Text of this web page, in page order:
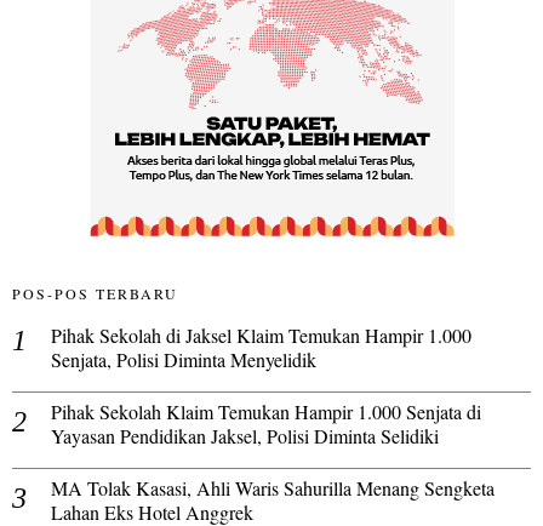
POS-POS TERBARU
Pihak Sekolah di Jaksel Klaim Temukan Hampir 1.000
Senjata, Polisi Diminta Menyelidik
Pihak Sekolah Klaim Temukan Hampir 1.000 Senjata di
Yayasan Pendidikan Jaksel, Polisi Diminta Selidiki
MA Tolak Kasasi, Ahli Waris Sahurilla Menang Sengketa
Lahan Eks Hotel Anggrek